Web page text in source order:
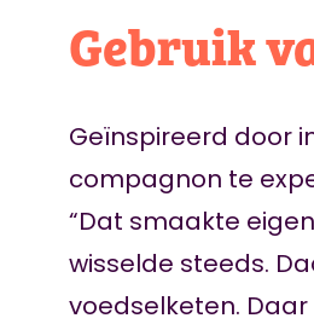
Gebruik
Geïnspireerd door
compagnon te
“Dat smaakte
wisselde steeds.
voedselketen.